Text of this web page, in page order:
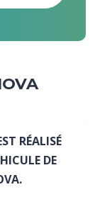
RÉALISÉ
DE